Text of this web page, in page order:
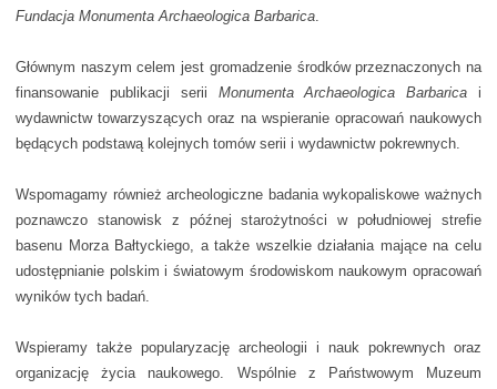
Fundacja Monumenta Archaeologica Barbarica.
Głównym naszym celem jest gromadzenie środków przeznaczonych na
finansowanie publikacji serii Monumenta Archaeologica Barbarica i
wydawnictw towarzyszących oraz na wspieranie opracowań naukowych
będących podstawą kolejnych tomów serii i wydawnictw pokrewnych.
Wspomagamy również archeologiczne badania wykopaliskowe ważnych
poznawczo stanowisk z późnej starożytności w południowej strefie
basenu Morza Bałtyckiego, a także wszelkie działania mające na celu
udostępnianie polskim i światowym środowiskom naukowym opracowań
wyników tych badań.
Wspieramy także popularyzację archeologii i nauk pokrewnych oraz
organizację życia naukowego. Wspólnie z Państwowym Muzeum